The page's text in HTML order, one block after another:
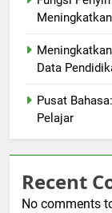
Data
Pusat
Pelajar
Recent
No comments